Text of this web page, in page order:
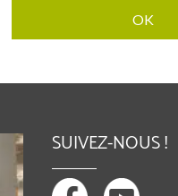
SUIVEZ-NOUS !